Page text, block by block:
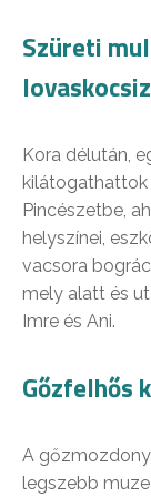
Szüreti
Kora délután,
kilátogathattok
Pincészetbe,
helyszínei,
vacsora
mely alatt és
Imre és Ani.
Gőzfelhős
A
legszebb